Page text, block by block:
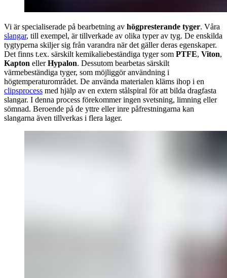
Vi är specialiserade på bearbetning av högpresterande tyger. Våra
slangar, till exempel, är tillverkade av olika typer av tyg. De enskilda
tygtyperna skiljer sig från varandra när det gäller deras egenskaper.
Det finns t.ex. särskilt kemikaliebeständiga tyger som PTFE, Viton,
Kapton ellerHypalon. Dessutom bearbetas särskilt
värmebeständiga tyger, som möjliggör användning i
högtemperaturområdet. De använda materialen kläms ihop i en
clipsprocess med hjälp av en extern stålspiral för att bilda dragfasta
slangar. I denna process förekommer ingen svetsning, limning eller
sömnad. Beroende på de yttre eller inre påfrestningarna kan
slangarna även tillverkas i flera lager.